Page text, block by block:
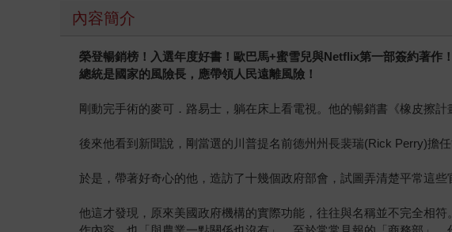
內容簡介
榮登暢銷榜！入選年度好書！歐巴馬+蜜雪兒與Netflix第一部簽約著作！
總統是國家的風險長，應帶領人民遠離風險！
剛動完手術的麥可．路易士，躺在床上看電視。他的暢銷書《橡皮擦計
後來他看到新聞說，剛當選的川普提名前德州州長裴瑞(Rick Perry)擔
於是，帶著好奇心的他，造訪了十幾個政府部會，試圖弄清楚平常這些
他這才發現，原來美國政府機構的實際功能，往往與名稱並不完全相